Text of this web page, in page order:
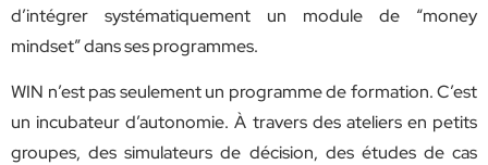
d’intégrer systématiquement un module de “money
mindset” dans ses programmes.
WIN n’est pas seulement un programme de formation. C’est
un incubateur d’autonomie. À travers des ateliers en petits
groupes, des simulateurs de décision, des études de cas